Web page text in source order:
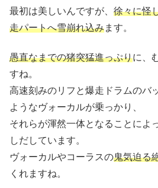
最初は美しいんですが、 徐々に怪
走パートへ雪崩れ込みます。
愚直なまでの猪突猛進っぷりに、
すね。
高速刻みのリフと爆走ドラムのバ
ようなヴォーカルが乗っかり、
それらが渾然一体となることによ
しだしています。
ヴォーカルやコーラスの鬼気迫る
くれますね。